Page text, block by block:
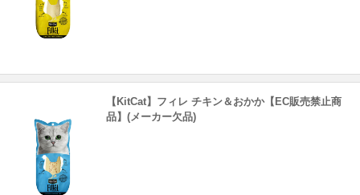
【KitCat】フィレ チキン＆おかか【EC販売禁止商
品】(メーカー欠品)